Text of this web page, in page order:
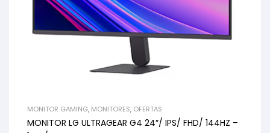
MONITOR GAMING, MONITORES, OFERTAS
MONITOR LG ULTRAGEAR G4 24″/ IPS/ FHD/ 144HZ –